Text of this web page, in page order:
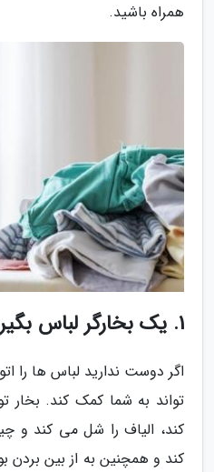
همراه باشید.
1. یک بخارگر لباس بگیرید
اگر دوست ندارید لباس ها را
تواند به شما کمک کند. بخار
کند، الیاف را شل می کند
کند و همچنین به از بین بردن